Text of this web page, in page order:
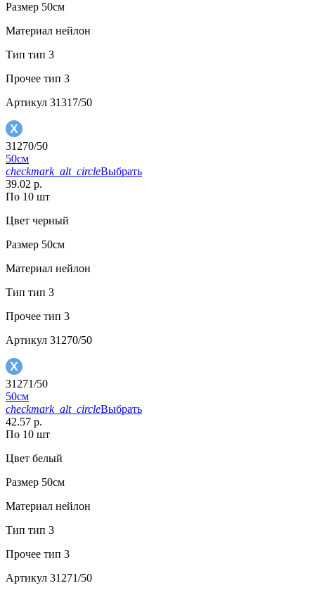
Размер 50см
Материал нейлон
Тип тип 3
Прочее тип 3
Артикул 31317/50
31270/50
50см
checkmark_alt_circleВыбрать
39.02 р.
По 10 шт
Цвет черный
Размер 50см
Материал нейлон
Тип тип 3
Прочее тип 3
Артикул 31270/50
31271/50
50см
checkmark_alt_circleВыбрать
42.57 р.
По 10 шт
Цвет белый
Размер 50см
Материал нейлон
Тип тип 3
Прочее тип 3
Артикул 31271/50